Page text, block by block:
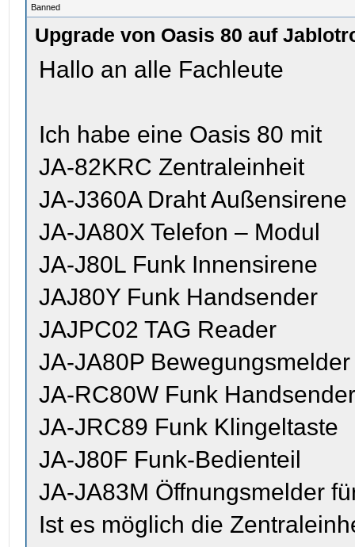
Banned
Upgrade von Oasis 80 auf
Hallo an alle Fachleute
Ich habe eine Oasis 80 mit
JA-82KRC Zentraleinheit
JA-J360A Draht Außensirene
JA-JA80X Telefon – Modul
JA-J80L Funk Innensirene
JAJ80Y Funk Handsender
JAJPC02 TAG Reader
JA-JA80P Bewegungsmelder
JA-RC80W Funk
JA-JRC89 Funk Klingeltaste
JA-J80F Funk-Bedienteil
JA-JA83M Öffnungsmelder
Ist es möglich die